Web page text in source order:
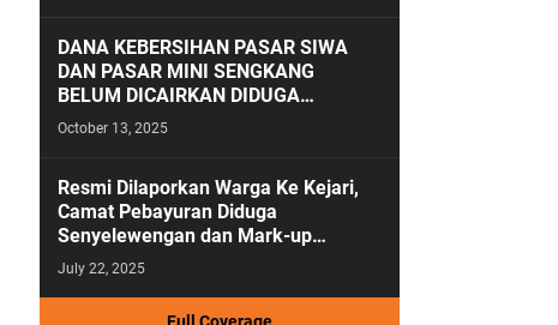
DANA KEBERSIHAN PASAR SIWA
DAN PASAR MINI SENGKANG
BELUM DICAIRKAN DIDUGA
ANGGARAN KEBERSIHAN SALAH
October 13, 2025
Resmi Dilaporkan Warga Ke Kejari,
Camat Pebayuran Diduga
Senyelewengan dan Mark-up
Anggaran Tahun 2023-2024
July 22, 2025
Full Coverage